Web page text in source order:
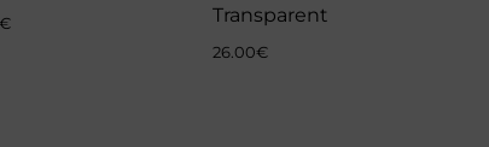
€
Transparent
26.00€